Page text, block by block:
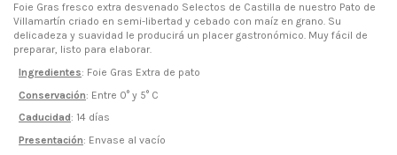
Foie Gras fresco extra desvenado Selectos de Castilla de nuestro Pato de
Villamartín criado en semi-libertad y cebado con maíz en grano. Su
delicadeza y suavidad le producirá un placer gastronómico. Muy fácil de
preparar, listo para elaborar.
Ingredientes: Foie Gras Extra de pato
Conservación: Entre 0° y 5° C
Caducidad: 14 días
Presentación: Envase al vacío